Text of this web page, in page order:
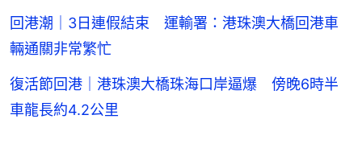
回港潮｜3日連假結束 運輸署：港珠澳大橋回港車
輛通關非常繁忙
復活節回港｜港珠澳大橋珠海口岸逼爆 傍晚6時半
車龍長約4.2公里